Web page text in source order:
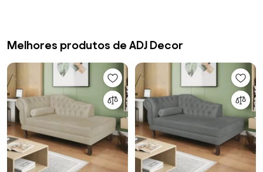
Melhores produtos de ADJ Decor